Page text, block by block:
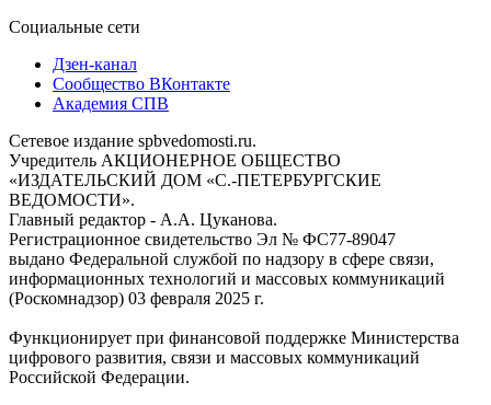
Социальные сети
Дзен-канал
Сообщество ВКонтакте
Академия СПВ
Сетевое издание spbvedomosti.ru.
Учредитель АКЦИОНЕРНОЕ ОБЩЕСТВО
«ИЗДАТЕЛЬСКИЙ ДОМ «С.-ПЕТЕРБУРГСКИЕ
ВЕДОМОСТИ».
Главный редактор - А.А. Цуканова.
Регистрационное свидетельство Эл № ФС77-89047
выдано Федеральной службой по надзору в сфере связи,
информационных технологий и массовых коммуникаций
(Роскомнадзор) 03 февраля 2025 г.
Функционирует при финансовой поддержке Министерства
цифрового развития, связи и массовых коммуникаций
Российской Федерации.